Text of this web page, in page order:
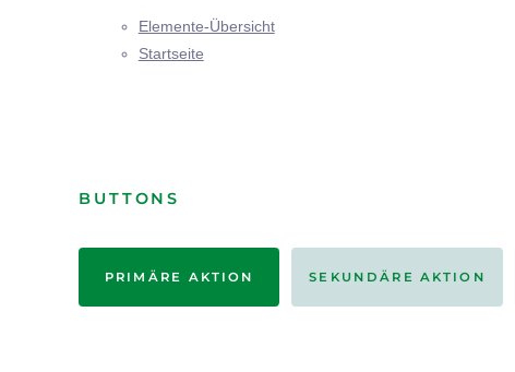
Elemente-Übersicht
Startseite
BUTTONS
PRIMÄRE AKTION SEKUNDÄRE AKTION